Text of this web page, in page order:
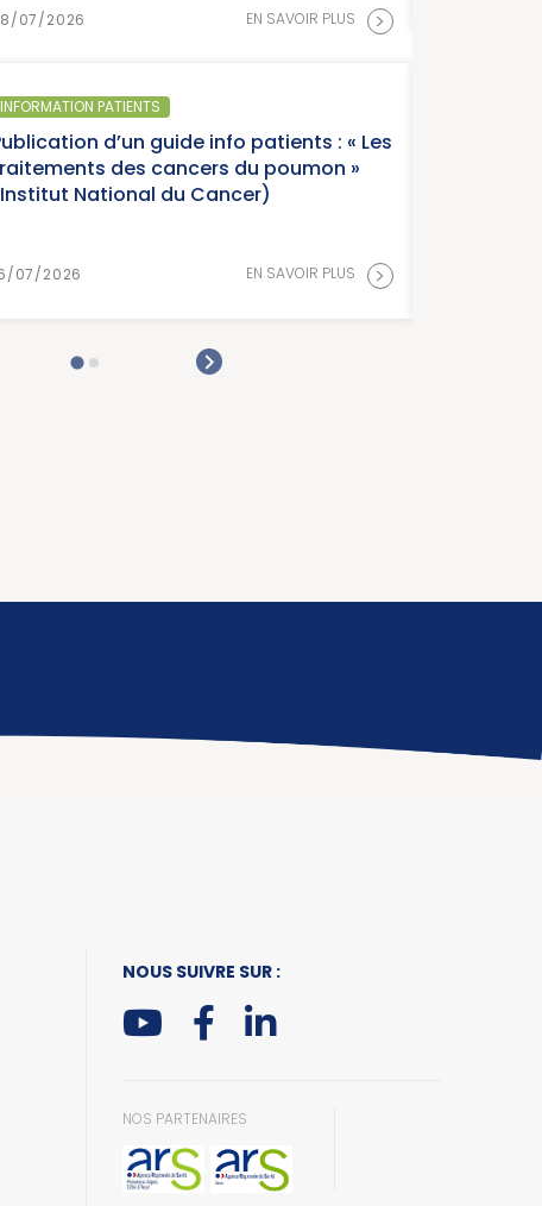
EN SAVOIR PLUS
info patients : « Les
du poumon »
EN SAVOIR PLUS
NOUS SUIVRE SUR :
NOS PARTENAIRES